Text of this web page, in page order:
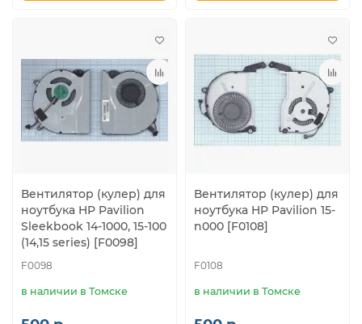
Вентилятор (кулер) для
ноутбука HP Pavilion
Sleekbook 14-1000, 15-100
(14,15 series) [F0098]
F0098
в наличии в Томске
Вентилятор (кулер) для
ноутбука HP Pavilion 15-
n000 [F0108]
F0108
в наличии в Томске